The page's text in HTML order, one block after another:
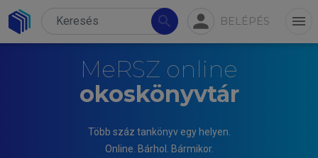
search person BELÉPÉS menu
MeRSZ online
okoskönyvtár
Több száz tankönyv egy helyen.
Online. Bárhol. Bármikor.